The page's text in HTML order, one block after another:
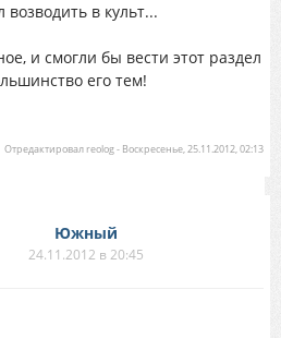
возводить в культ...
и смогли бы вести этот раздел
его тем!
Отредактировал reolog- Воскресенье, 25.11.2012, 02:13
Южный
24.11.2012 в 20:45